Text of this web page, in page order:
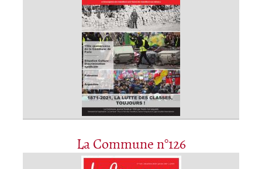
La Commune n°126